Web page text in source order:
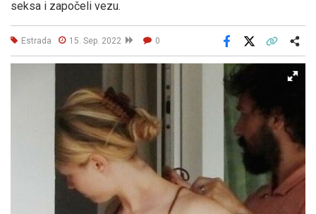
seksa i započeli vezu.
Estrada 15. Sep. 2022 0
Facebook